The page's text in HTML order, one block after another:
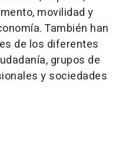
movilidad y
También han
de los diferentes
grupos de
y sociedades